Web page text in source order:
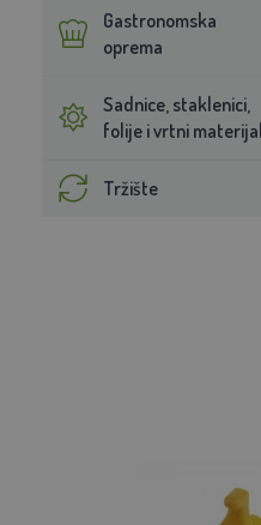
Gastronomska
oprema
Sadnice, staklenici,
folije i vrtni materijal
Tržište